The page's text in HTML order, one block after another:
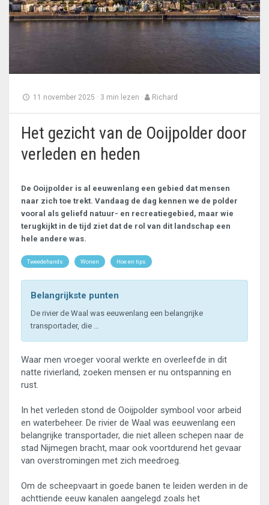
11 november 2025 · 3 min lezen · Richard
Het gezicht van de Ooijpolder door
verleden en heden
De Ooijpolder is al eeuwenlang een gebied dat mensen
naar zich toe trekt. Vandaag de dag kennen we de polder
vooral als geliefd natuur- en recreatiegebied, maar wie
terugkijkt in de tijd ziet dat de rol van dit landschap een
hele andere was.
Tweedehands Wonen Hoe en tips
Belangrijkste punten
De rivier de Waal was eeuwenlang een belangrijke
transportader, die …
Waar men vroeger vooral werkte en overleefde in dit
natte rivierland, zoeken mensen er nu ontspanning en
rust.
In het verleden stond de Ooijpolder symbool voor arbeid
en waterbeheer. De rivier de Waal was eeuwenlang een
belangrijke transportader, die niet alleen schepen naar de
stad Nijmegen bracht, maar ook voortdurend het gevaar
van overstromingen met zich meedroeg.
Om de scheepvaart in goede banen te leiden werden in de
achttiende eeuw kanalen aangelegd zoals het